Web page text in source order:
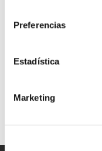
Preferencias
Estadística
Marketing